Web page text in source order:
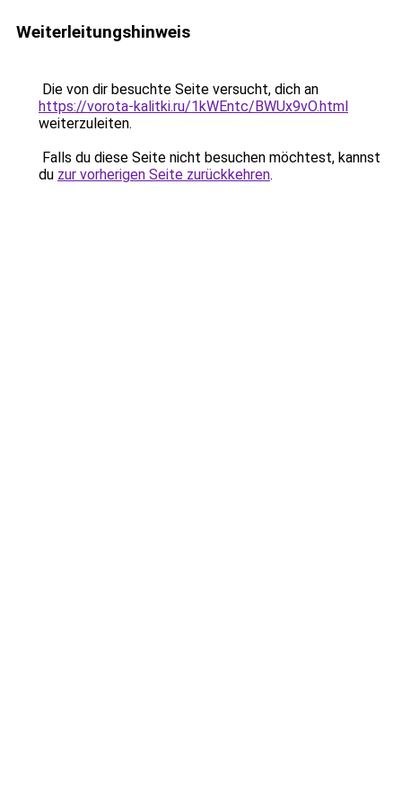
Weiterleitungshinweis
Die von dir besuchte Seite versucht, dich an
https://vorota-kalitki.ru/1kWEntc/BWUx9vO.html
weiterzuleiten.
Falls du diese Seite nicht besuchen möchtest, kannst
du zur vorherigen Seite zurückkehren.